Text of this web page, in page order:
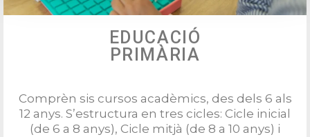
EDUCACIÓ
PRIMÀRIA
Comprèn sis cursos acadèmics, des dels 6 als
12 anys. S’estructura en tres cicles: Cicle inicial
(de 6 a 8 anys), Cicle mitjà (de 8 a 10 anys) i